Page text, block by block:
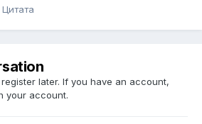
Цитата
later. If you have an account,
your account.